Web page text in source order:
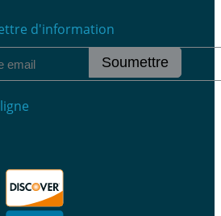
d'information
Soumettre